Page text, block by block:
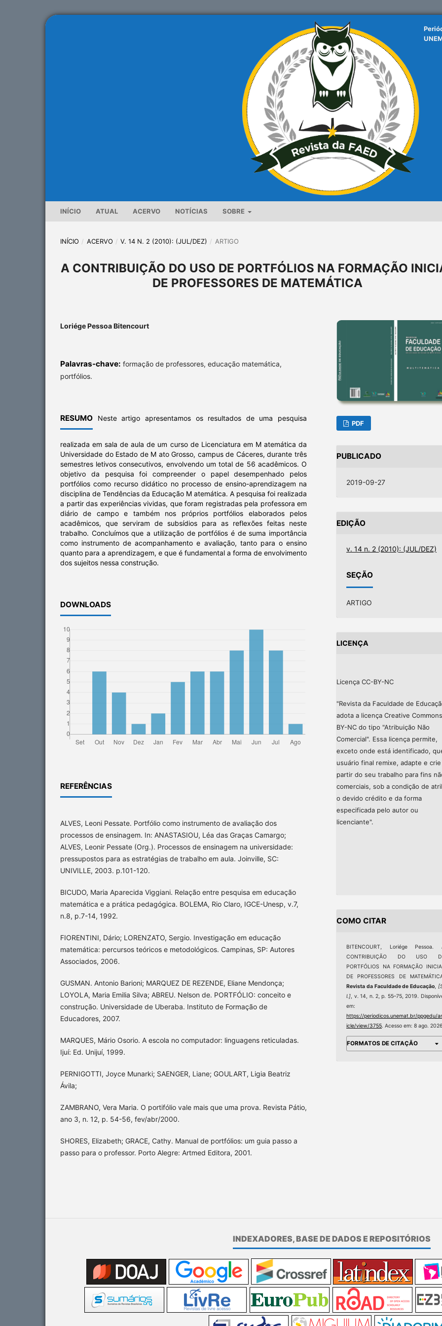
INÍCIO ATUAL ACERVO NOTÍCIAS SOBRE
INÍCIO / ACERVO / V. 14 N. 2 (2010): (JUL/DEZ) / ARTIGO
A CONTRIBUIÇÃO DO USO DE PORTFÓLIOS NA FORMAÇÃO
DE PROFESSORES DE MATEMÁTICA
Loriége Pessoa Bitencourt
Palavras-chave: formação de professores, educação matemática,
portfólios.
RESUMO Neste artigo apresentamos os resultados de uma pesquisa
realizada em sala de aula de um curso de Licenciatura em M atemática da
Universidade do Estado de M ato Grosso, campus de Cáceres, durante três
semestres letivos consecutivos, envolvendo um total de 56 acadêmicos. O
objetivo da pesquisa foi compreender o papel desempenhado pelos
portfólios como recurso didático no processo de ensino-aprendizagem na
disciplina de Tendências da Educação M atemática. A pesquisa foi realizada
a partir das experiências vividas, que foram registradas pela professora em
diário de campo e também nos próprios portfólios elaborados pelos
acadêmicos, que serviram de subsídios para as reflexões feitas neste
trabalho. Concluímos que a utilização de portfólios é de suma importância
como instrumento de acompanhamento e avaliação, tanto para o ensino
quanto para a aprendizagem, e que é fundamental a forma de envolvimento
dos sujeitos nessa construção.
DOWNLOADS
REFERÊNCIAS
ALVES, Leoni Pessate. Portfólio como instrumento de avaliação dos
processos de ensinagem. In: ANASTASIOU, Léa das Graças Camargo;
ALVES, Leonir Pessate (Org.). Processos de ensinagem na universidade:
pressupostos para as estratégias de trabalho em aula. Joinville, SC:
UNIVILLE, 2003. p.101-120.
BICUDO, Maria Aparecida Viggiani. Relação entre pesquisa em educação
matemática e a prática pedagógica. BOLEMA, Rio Claro, IGCE-Unesp, v.7,
n.8, p.7-14, 1992.
FIORENTINI, Dário; LORENZATO, Sergio. Investigação em educação
matemática: percursos teóricos e metodológicos. Campinas, SP: Autores
Associados, 2006.
GUSMAN. Antonio Barioni; MARQUEZ DE REZENDE, Eliane Mendonça;
LOYOLA, Maria Emilia Silva; ABREU. Nelson de. PORTFÓLIO: conceito e
construção. Universidade de Uberaba. Instituto de Formação de
Educadores, 2007.
MARQUES, Mário Osorio. A escola no computador: linguagens reticuladas.
Ijuí: Ed. Unijuí, 1999.
PERNIGOTTI, Joyce Munarki; SAENGER, Liane; GOULART, Ligia Beatriz
Ávila;
ZAMBRANO, Vera Maria. O portifólio vale mais que uma prova. Revista Pátio,
ano 3, n. 12, p. 54-56, fev/abr/2000.
SHORES, Elizabeth; GRACE, Cathy. Manual de portfólios: um guia passo a
passo para o professor. Porto Alegre: Artmed Editora, 2001.
PDF
PUBLICADO
2019-09-27
EDIÇÃO
v. 14 n. 2 (2010): (JUL/DEZ)
SEÇÃO
ARTIGO
LICENÇA
Licença CC-BY-NC
"Revista da Faculdade de
adota a licença Creative Commons
BY-NC do tipo "Atribuição Não
Comercial". Essa licença permite,
exceto onde está identificado,
usuário final remixe, adapte e crie
partir do seu trabalho para fins
comerciais, sob a condição de
o devido crédito e da forma
especificada pelo autor ou
licenciante".
COMO CITAR
BITENCOURT, Loriége Pessoa.
CONTRIBUIÇÃO DO USO
PORTFÓLIOS NA FORMAÇÃO
DE PROFESSORES DE
Revista da Faculdade de Educação,
l.], v. 14, n. 2, p. 55–75, 2019.
em:
https://periodicos.unemat.br/ppgedu/
icle/view/3755. Acesso em: 8 ago.
FORMATOS DE CITAÇÃO
INDEXADORES, BASE DE DADOS E REPOSITÓRIOS